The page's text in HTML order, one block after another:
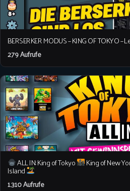
BERSERKER MODUS – KING OF TOKYO –
279 Aufrufe
ALL IN: King of Tokyo King of New
Island
1.310 Aufrufe